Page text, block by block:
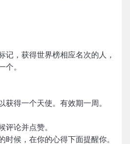
记，获得世界榜相应名次的人，
个。
获得一个天使。有效期一周。
评论并点赞。
时候，在你的心得下面提醒你。